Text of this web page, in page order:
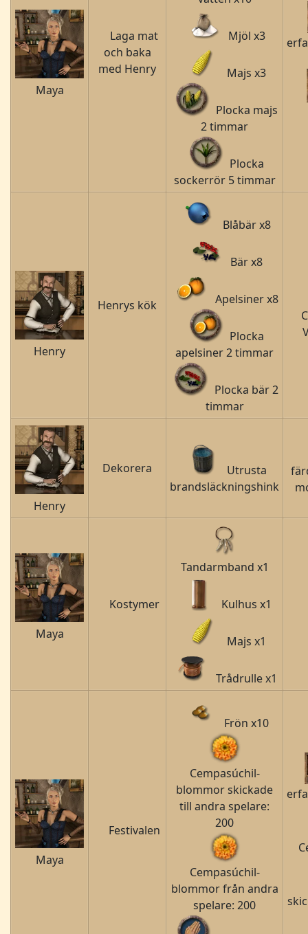
Maya
Laga mat
och baka
med Henry
Mjöl x3
Majs x3
Plocka majs
2 timmar
Plocka
sockerrör 5 timmar
Henry
Henrys kök
Blåbär x8
Bär x8
Apelsiner x8
Plocka
apelsiner 2 timmar
Plocka bär 2
timmar
Henry
Dekorera
Utrusta
brandsläckningshink
Maya
Kostymer
Tandarmband x1
Kulhus x1
Majs x1
Trådrulle x1
Maya
Festivalen
Frön x10
Cempasúchil-
blommor skickade
till andra spelare:
200
Cempasúchil-
blommor från andra
spelare: 200